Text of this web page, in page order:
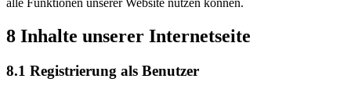
alle Funktionen unserer Website nutzen können.
8 Inhalte unserer Internetseite
8.1 Registrierung als Benutzer